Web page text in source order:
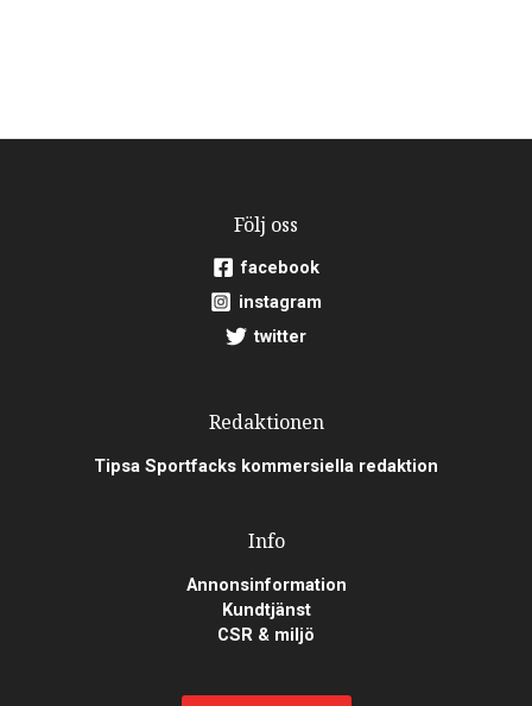
Följ oss
facebook
instagram
twitter
Redaktionen
Tipsa Sportfacks kommersiella redaktion
Info
Annonsinformation
Kundtjänst
CSR & miljö